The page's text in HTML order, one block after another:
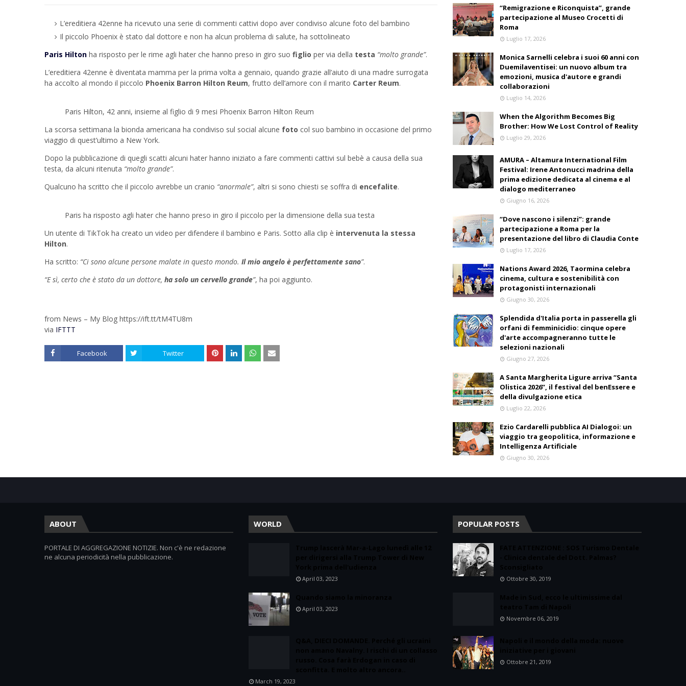
L’ereditiera 42enne ha ricevuto una serie di commenti cattivi dopo aver condiviso alcune foto del bambino
Il piccolo Phoenix è stato dal dottore e non ha alcun problema di salute, ha sottolineato
Paris Hilton ha risposto per le rime agli hater che hanno preso in giro suo figlio per via della testa “molto grande”.
L’ereditiera 42enne è diventata mamma per la prima volta a gennaio, quando grazie all’aiuto di una madre surrogata
ha accolto al mondo il piccolo Phoenix Barron Hilton Reum, frutto dell’amore con il marito Carter Reum.
Paris Hilton, 42 anni, insieme al figlio di 9 mesi Phoenix Barron Hilton Reum
La scorsa settimana la bionda americana ha condiviso sul social alcune foto col suo bambino in occasione del primo
viaggio di quest’ultimo a New York.
Dopo la pubblicazione di quegli scatti alcuni hater hanno iniziato a fare commenti cattivi sul bebè a causa della sua
testa, da alcuni ritenuta “molto grande”.
Qualcuno ha scritto che il piccolo avrebbe un cranio “anormale”, altri si sono chiesti se soffra di encefalite.
Paris ha risposto agli hater che hanno preso in giro il piccolo per la dimensione della sua testa
Un utente di TikTok ha creato un video per difendere il bambino e Paris. Sotto alla clip è intervenuta la stessa
Hilton.
Ha scritto: “Ci sono alcune persone malate in questo mondo. Il mio angelo è perfettamente sano”.
“E sì, certo che è stato da un dottore, ha solo un cervello grande”, ha poi aggiunto.
from News – My Blog https://ift.tt/tM4TU8m
via IFTTT
Facebook Twitter
“Remigrazione e Riconquista”, grande
partecipazione al Museo Crocetti di
Roma
Luglio 17, 2026
Monica Sarnelli celebra i suoi 60 anni con
Duemilaventisei: un nuovo album tra
emozioni, musica d'autore e grandi
collaborazioni
Luglio 14, 2026
When the Algorithm Becomes Big
Brother: How We Lost Control of Reality
Luglio 29, 2026
AMURA – Altamura International Film
Festival: Irene Antonucci madrina della
prima edizione dedicata al cinema e al
dialogo mediterraneo
Giugno 16, 2026
“Dove nascono i silenzi”: grande
partecipazione a Roma per la
presentazione del libro di Claudia Conte
Luglio 17, 2026
Nations Award 2026, Taormina celebra
cinema, cultura e sostenibilità con
protagonisti internazionali
Giugno 30, 2026
Splendida d'Italia porta in passerella gli
orfani di femminicidio: cinque opere
d'arte accompagneranno tutte le
selezioni nazionali
Giugno 27, 2026
A Santa Margherita Ligure arriva “Santa
Olistica 2026”, il festival del benEssere e
della divulgazione etica
Luglio 22, 2026
Ezio Cardarelli pubblica AI Dialogoi: un
viaggio tra geopolitica, informazione e
Intelligenza Artificiale
Giugno 30, 2026
ABOUT
PORTALE DI AGGREGAZIONE NOTIZIE. Non c'è ne redazione
ne alcuna periodicità nella pubblicazione.
WORLD
April 03, 2023
April 03, 2023
March 19, 2023
POPULAR POSTS
Ottobre 30, 2019
Novembre 06, 2019
Ottobre 21, 2019